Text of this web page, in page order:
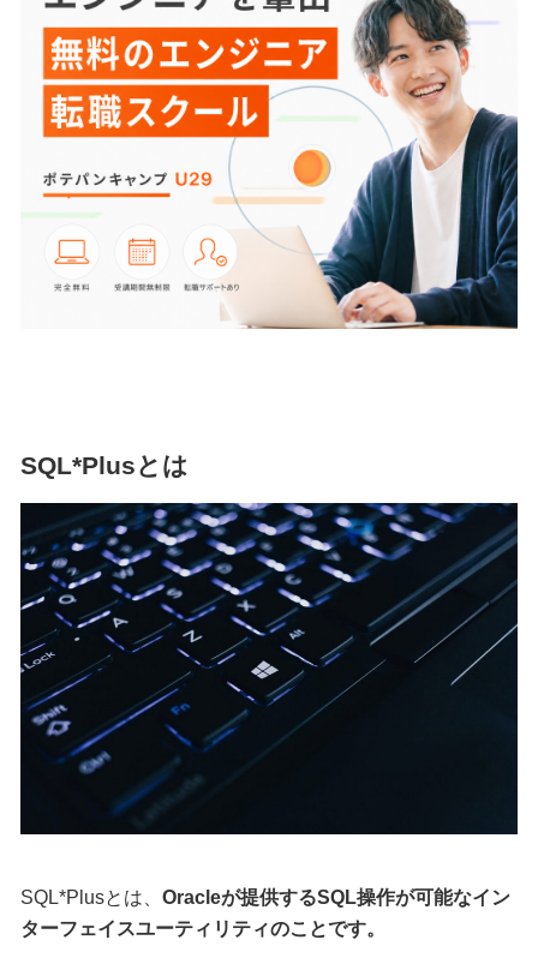
SQL*Plusとは
SQL*Plusとは、 Oracleが提供するSQL操作が可能なイン
ターフェイスユーティリティのことです。